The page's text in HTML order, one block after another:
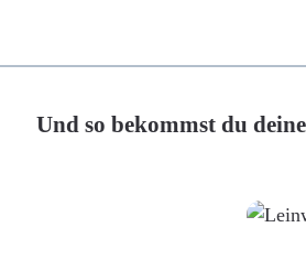
Und so bekommst du